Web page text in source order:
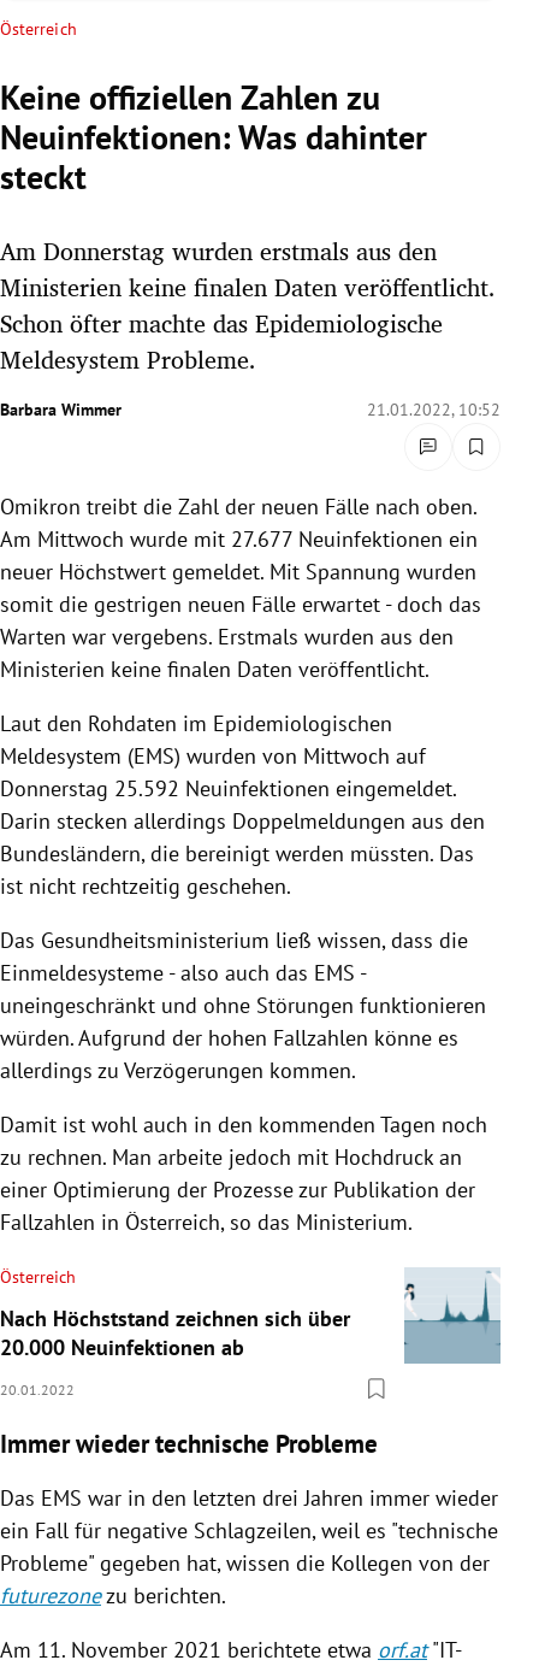
Untermenü
Untermenü
Untermenü
Untermenü
Untermenü
Untermenü
Österreich
Keine offiziellen Zahlen zu
Neuinfektionen: Was dahinter
steckt
Am Donnerstag wurden erstmals aus den
Ministerien keine finalen Daten veröffentlicht.
Schon öfter machte das Epidemiologische
Meldesystem Probleme.
Barbara Wimmer 21.01.2022, 10:52
Omikron treibt die Zahl der neuen Fälle nach oben.
Am Mittwoch wurde mit 27.677 Neuinfektionen ein
neuer Höchstwert gemeldet. Mit Spannung wurden
somit die gestrigen neuen Fälle erwartet - doch das
Warten war vergebens. Erstmals wurden aus den
Ministerien keine finalen Daten veröffentlicht.
Laut den Rohdaten im Epidemiologischen
Meldesystem (EMS) wurden von Mittwoch auf
Donnerstag 25.592 Neuinfektionen eingemeldet.
Darin stecken allerdings Doppelmeldungen aus den
Bundesländern, die bereinigt werden müssten. Das
ist nicht rechtzeitig geschehen.
Das Gesundheitsministerium ließ wissen, dass die
Einmeldesysteme - also auch das EMS -
uneingeschränkt und ohne Störungen funktionieren
würden. Aufgrund der hohen Fallzahlen könne es
allerdings zu Verzögerungen kommen.
Damit ist wohl auch in den kommenden Tagen noch
zu rechnen. Man arbeite jedoch mit Hochdruck an
einer Optimierung der Prozesse zur Publikation der
Fallzahlen in Österreich, so das Ministerium.
Österreich
Nach Höchststand zeichnen sich über
20.000 Neuinfektionen ab
20.01.2022
Immer wieder technische Probleme
Das EMS war in den letzten drei Jahren immer wieder
ein Fall für negative Schlagzeilen, weil es "technische
Probleme" gegeben hat, wissen die Kollegen von der
futurezonezu berichten.
Am 11. November 2021 berichtete etwa orf.at"IT-